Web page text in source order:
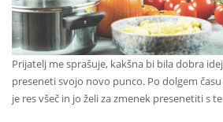
Prijatelj me sprašuje, kakšna bi bila dobra
preseneti svojo novo punco. Po dolgem
je res všeč in jo želi za zmenek presenetiti s